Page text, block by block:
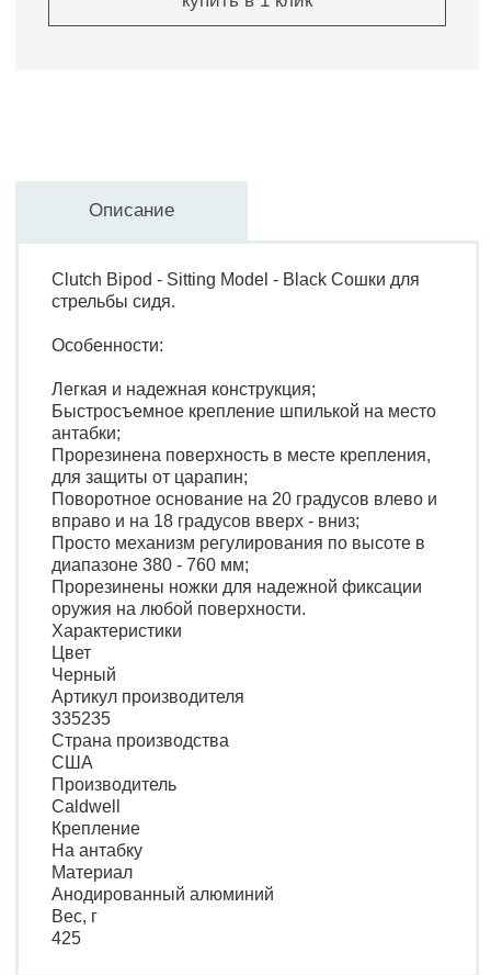
Описание
Clutch Bipod - Sitting Model - Black Сошки для
стрельбы сидя.
Особенности:
Легкая и надежная конструкция;
Быстросъемное крепление шпилькой на место
антабки;
Прорезинена поверхность в месте крепления,
для защиты от царапин;
Поворотное основание на 20 градусов влево и
вправо и на 18 градусов вверх - вниз;
Просто механизм регулирования по высоте в
диапазоне 380 - 760 мм;
Прорезинены ножки для надежной фиксации
оружия на любой поверхности.
Характеристики
Цвет
Черный
Артикул производителя
335235
Страна производства
США
Производитель
Caldwell
Крепление
На антабку
Материал
Анодированный алюминий
Вес, г
425